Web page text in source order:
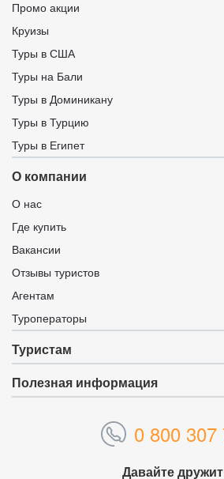
Промо акции
Круизы
Туры в США
Туры на Бали
Туры в Доминикану
Туры в Турцию
Туры в Египет
О компании
О нас
Где купить
Вакансии
Отзывы туристов
Агентам
Туроператоры
Туристам
Полезная информация
0 800 307
Давайте